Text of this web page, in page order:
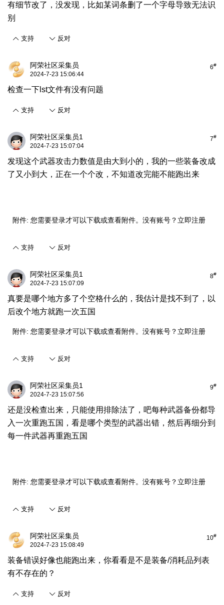
有细节改了，没发现，比如某词条删了一个字母导致无法识
别
支持 反对
6#
阿荣社区采集员
2024-7-23 15:06:44
检查一下lst文件有没有问题
支持 反对
7#
阿荣社区采集员1
2024-7-23 15:07:04
发现这个武器攻击力数值是由大到小的，我的一些装备改成
了又小到大，正在一个个改，不知道改完能不能跑出来
附件: 您需要登录才可以下载或查看附件。没有账号？ 立即注册
支持 反对
8#
阿荣社区采集员1
2024-7-23 15:07:09
真要是哪个地方多了个空格什么的，我估计是找不到了，以
后改个地方就跑一次五国
附件: 您需要登录才可以下载或查看附件。没有账号？ 立即注册
支持 反对
9#
阿荣社区采集员1
2024-7-23 15:07:56
还是没检查出来，只能使用排除法了，吧每种武器备份都导
入一次重跑五国，看是哪个类型的武器出错，然后再细分到
每一件武器再重跑五国
附件: 您需要登录才可以下载或查看附件。没有账号？ 立即注册
支持 反对
10#
阿荣社区采集员
2024-7-23 15:08:49
装备错误好像也能跑出来，你看看是不是装备/消耗品列表
有不存在的？
支持 反对